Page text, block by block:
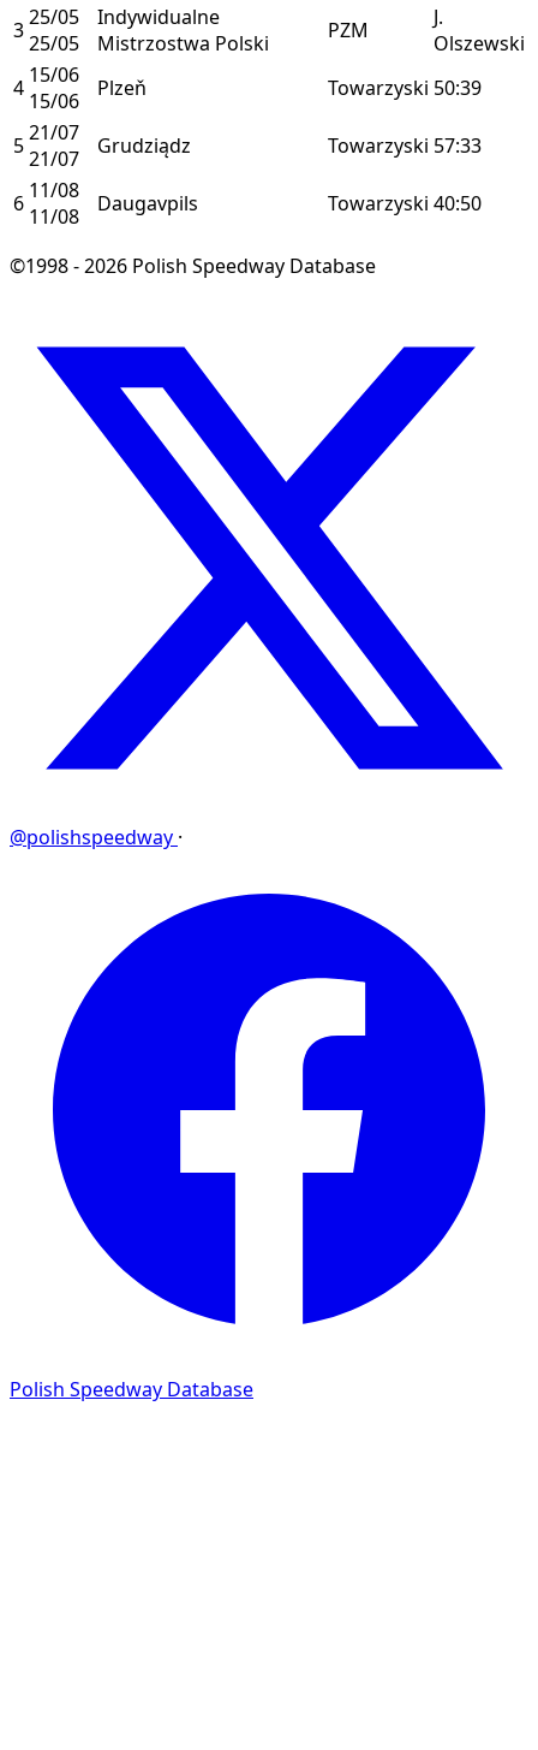
325/05
25/05
Indywidualne
Mistrzostwa Polski
PZM
J.
Olszewski
4 15/06
15/06
Plzeň Towarzyski 50:39
521/07
21/07
Grudziądz Towarzyski 57:33
6 11/08
11/08
Daugavpils Towarzyski 40:50
©1998 - 2026 Polish Speedway Database
@polishspeedway ·
Polish Speedway Database